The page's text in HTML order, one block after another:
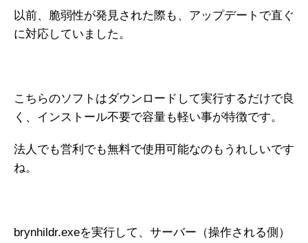
以前、脆弱性が発見された際も、アップデートで直ぐ
に対応していました。
こちらのソフトはダウンロードして実行するだけで良
く、インストール不要で容量も軽い事が特徴です。
法人でも営利でも無料で使用可能なのもうれしいです
ね。
brynhildr.exeを実行して、サーバー（操作される側）